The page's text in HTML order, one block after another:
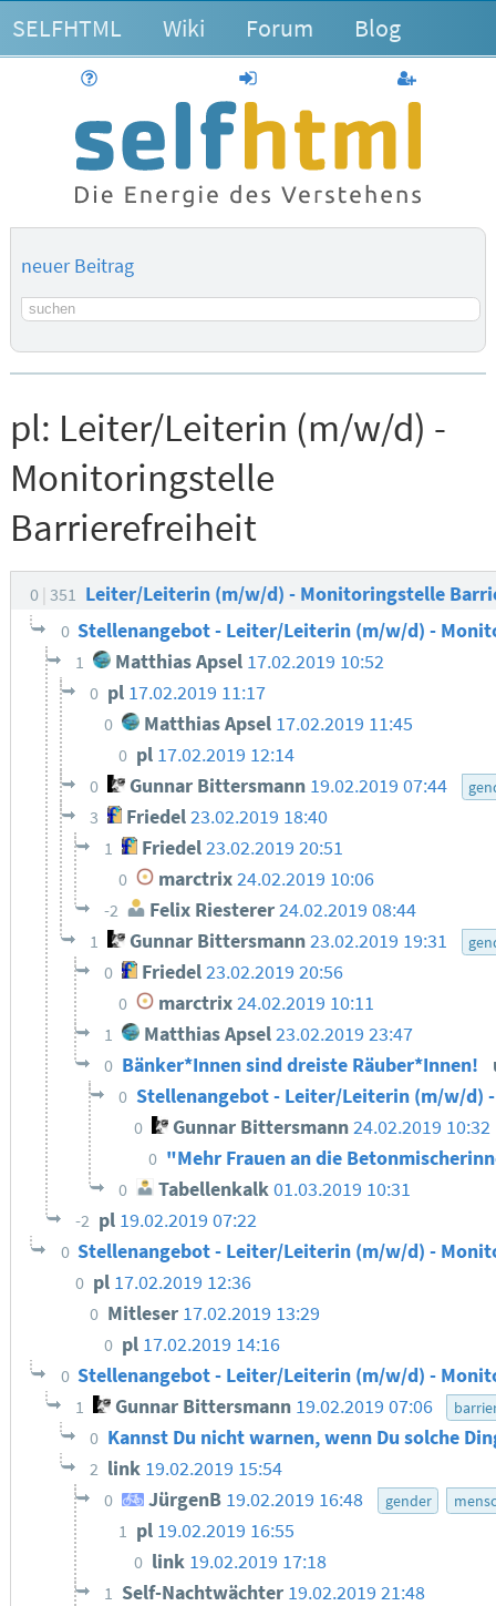
SELFHTML Wiki Forum Blog
anmelden
neuer Beitrag
Suchbegriff
pl: Leiter/Leiterin (m/w/d) -
Monitoringstelle
Barrierefreiheit
0 351 Leiter/Leiterin (m/w/d) - Monitoringstelle
0 Stellenangebot - Leiter/Leiterin (m/w/d) -
1 Matthias Apsel 17.02.2019 10:52
0 pl 17.02.2019 11:17
0 Matthias Apsel 17.02.2019 11:45
0 pl 17.02.2019 12:14
0 Gunnar Bittersmann 19.02.2019 07:44
3 Friedel23.02.2019 18:40
1 Friedel 23.02.2019 20:51
0 marctrix24.02.2019 10:06
-2 Felix Riesterer24.02.2019 08:44
1 Gunnar Bittersmann23.02.2019 19:31
0 Friedel 23.02.2019 20:56
0 marctrix24.02.2019 10:11
1 Matthias Apsel23.02.2019 23:47
0 Bänker*Innen sind dreiste Räuber*Innen!
0 Stellenangebot - Leiter/Leiterin (m/w/
0 Gunnar Bittersmann24.02.2019 10:32
0 "Mehr Frauen an die
0 Tabellenkalk01.03.2019 10:31
-2 pl 19.02.2019 07:22
0 Stellenangebot - Leiter/Leiterin (m/w/d) -
0 pl 17.02.2019 12:36
0 Mitleser 17.02.2019 13:29
0 pl 17.02.2019 14:16
0 Stellenangebot - Leiter/Leiterin (m/w/d) -
1 Gunnar Bittersmann 19.02.2019 07:06
0 Kannst Du nicht warnen, wenn Du solche
2 link 19.02.2019 15:54
0 JürgenB 19.02.2019 16:48 gender
1 pl 19.02.2019 16:55
0 link 19.02.2019 17:18
1 Self-Nachtwächter 19.02.2019 21:48